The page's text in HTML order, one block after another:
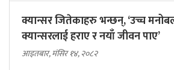
क्यान्सर जितेकाहरु भन्छन्, ‘उच्च
क्यान्सरलाई हराए र नयाँ जीवन पाए’
आइतबार, मंसिर १४, २०८२